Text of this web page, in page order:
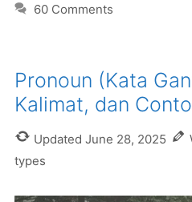
60 Comments
Pronoun (Kata
Kalimat, dan
Updated June 28, 2025
types